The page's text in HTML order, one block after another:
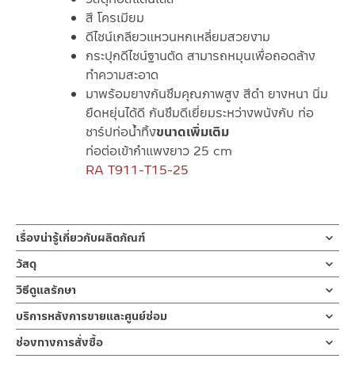
สี โครเมียม
ดีไซน์เกลียวแหวนหกเหลี่ยมสวยงาม
กระปุกดีไซน์ฐานตัด สามารถหมุนเพื่อถอดล้าง
ทำความสะอาด
มาพร้อมยางกันซึมคุณภาพสูง สีดำ ยางหนา นิ่ม
ยืดหยุ่นได้ดี กันซึมดีเยี่ยมระหว่างพนังกับ ท่อ
ชาร์ปท่อน้ำทิ้งขนาดเพิ่มเติม
ท่อต่อเข้ากำแพงยาว 25 cm
RA T911-T15-25
เรื่องน่ารู้เกี่ยวกับผลิตภัณฑ์
ท่อน้ำทิ้งกระปุก 15/35 โครเมียม RA T912-T15-35
ท่อน้ำทิ้งแบบกระปุก กระปุกดีไซน์ฐานตัดใช้คู่กับอ่างล้างหน้าและท่อน้ำ
ทิ้งจากโถปัสสาวะชายผลิตจากวัสดุสแตนเลส
ใช้ระบายน้ำเสีย ช่วยดักสิ่งสกปรกภายในท่ออ่างล้างหน้าอย่างมี
ประสิทธิภาพ กลิ่นไม่ย้อนขึ้นมา ตัวท่อชาร์ปเข้ากำแพงยาว 35 ซม
ท่อบนต่อสะดือ ยาว 15 ซม. มาพร้อมกันซึมด้วยยางเกลียวกันซึม
คุณภาพสูง RASLAND สีดำ ยางหนา นิ่ม ยืดหยุ่นได้ดี
วัสดุ
ท่อน้ำทิ้งกระปุก
วัสดุสแตนเลส
แหวนล็อค
วัสดุซิงค์
วิธีดูแลรักษา
คำแนะนำในการดูแลรักษาผลิตภัณฑ์
1. ไม่ทำสินค้าให้เกิดความเสียหายอื่น ๆ นอกจากการใช้งานปกติ เช่นไม่
ทำตก ไม่งัดหรือโยกสินค้าแรงๆ
2. ทำความสะอาดสินค้าโดยการใช้ผ้านุ่มๆชุบน้ำหมาดๆแล้วเช็ดให้แห้ง
บริการหลังการขายและศูนย์ซ่อม
ช่องทางออนไลน์
– Email: contact@charnpaiboon.com
ช่องทางการสั่งซื้อ